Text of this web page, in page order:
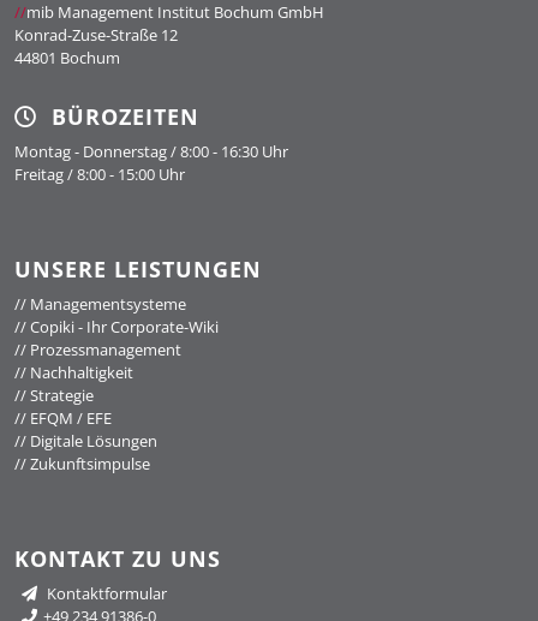
//mib Management Institut Bochum GmbH
Konrad-Zuse-Straße 12
44801 Bochum
BÜROZEITEN
Montag - Donnerstag / 8:00 - 16:30 Uhr
Freitag / 8:00 - 15:00 Uhr
UNSERE LEISTUNGEN
// Managementsysteme
//Copiki - Ihr Corporate-Wiki
// Prozessmanagement
// Nachhaltigkeit
//Strategie
// EFQM / EFE
// Digitale Lösungen
//Zukunftsimpulse
KONTAKT ZU UNS
Kontaktformular
+49 234 91386-0